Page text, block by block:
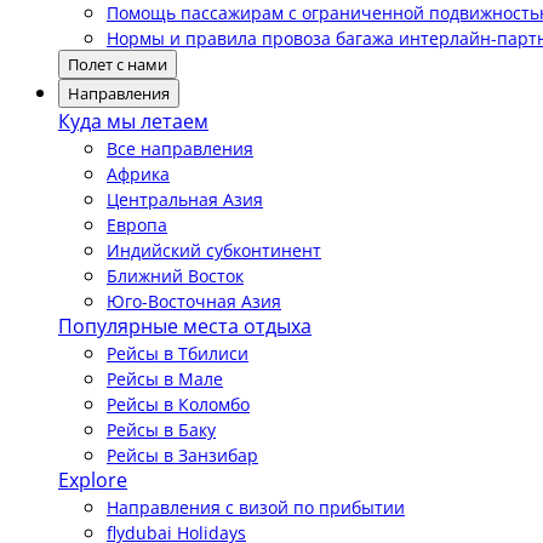
Помощь пассажирам с ограниченной
Нормы и правила провоза багажа интерлайн-
Полет с нами
Направления
Куда мы летаем
Все направления
Африка
Центральная Азия
Европа
Индийский субконтинент
Ближний Восток
Юго-Восточная Азия
Популярные места отдыха
Рейсы в Тбилиси
Рейсы в Мале
Рейсы в Коломбо
Рейсы в Баку
Рейсы в Занзибар
Explore
Направления с визой по прибытии
flydubai Holidays